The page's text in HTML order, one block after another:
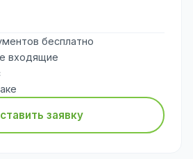
бесплатно
входящие
заявку